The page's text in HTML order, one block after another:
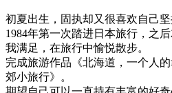
初夏出生，固执却又很喜欢自己
1984年第一次踏进日本旅行，之
我满足，在旅行中愉悦散步。
完成旅游作品《北海道，一个人
郊小旅行》。